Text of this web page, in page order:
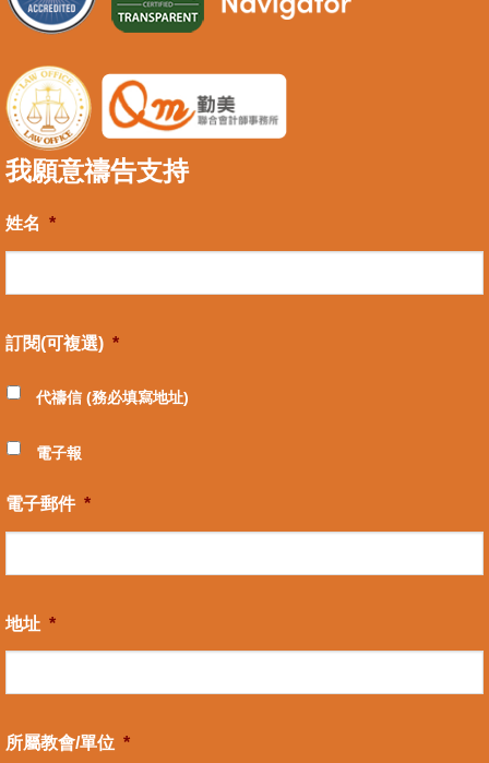
我願意禱告支持
姓名 *
訂閱(可複選) *
代禱信 (務必填寫地址)
電子報
電子郵件 *
地址 *
所屬教會/單位 *